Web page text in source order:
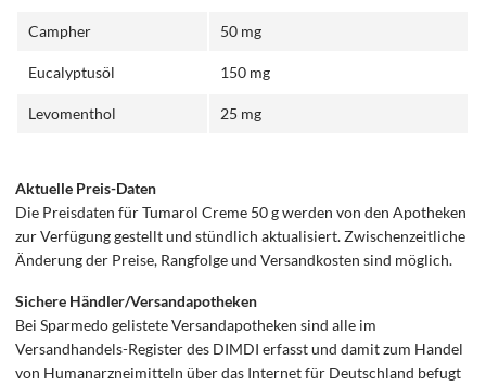
Campher 50 mg
Eucalyptusöl 150 mg
Levomenthol 25 mg
Aktuelle Preis-Daten
Die Preisdaten für Tumarol Creme 50 g werden von den Apotheken
zur Verfügung gestellt und stündlich aktualisiert. Zwischenzeitliche
Änderung der Preise, Rangfolge und Versandkosten sind möglich.
Sichere Händler/Versandapotheken
Bei Sparmedo gelistete Versandapotheken sind alle im
Versandhandels-Register des DIMDI erfasst und damit zum Handel
von Humanarzneimitteln über das Internet für Deutschland befugt